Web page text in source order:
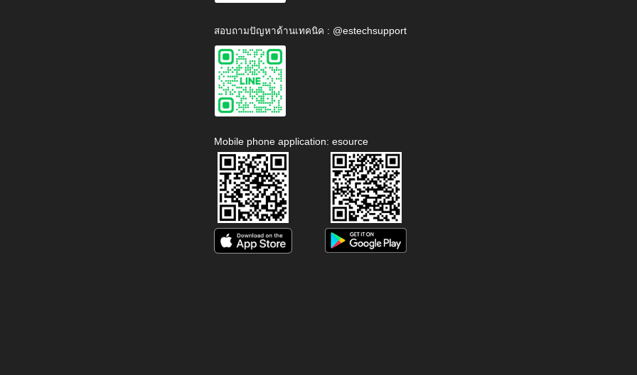
สอบถามปัญหาด้านเทคนิค : @estechsupport
Mobile phone application: esource